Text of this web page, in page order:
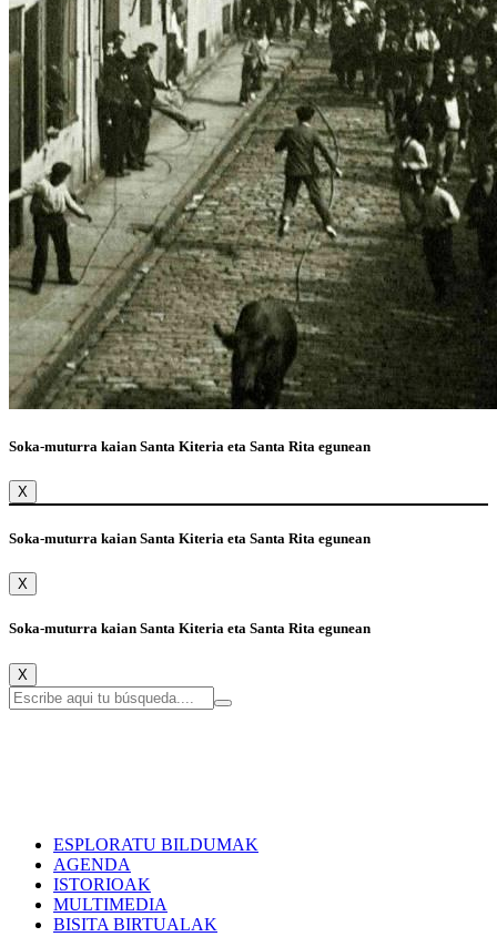
Soka-muturra kaian Santa Kiteria eta Santa Rita egunean
X
Soka-muturra kaian Santa Kiteria eta Santa Rita egunean
X
Soka-muturra kaian Santa Kiteria eta Santa Rita egunean
X
ESPLORATU BILDUMAK
AGENDA
ISTORIOAK
MULTIMEDIA
BISITA BIRTUALAK